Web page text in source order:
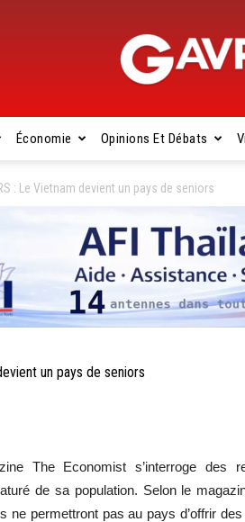
Économie Opinions Et Débats
: Le Vietnam devient un pays de seniors
un pays de seniors
The Economist s’interroge des
de sa population. Selon le
ne permettront pas au pays d’offrir